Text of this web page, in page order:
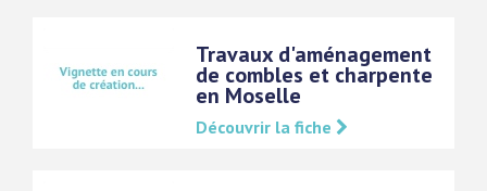
Travaux d'aménagement
de combles et charpente
en Moselle
Découvrir la fiche